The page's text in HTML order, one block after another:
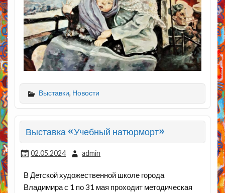
Выставки, Новости
Выставка «Учебный натюрморт»
02.05.2024 admin
В Детской художественной школе города
Владимира с 1 по 31 мая проходит методическая